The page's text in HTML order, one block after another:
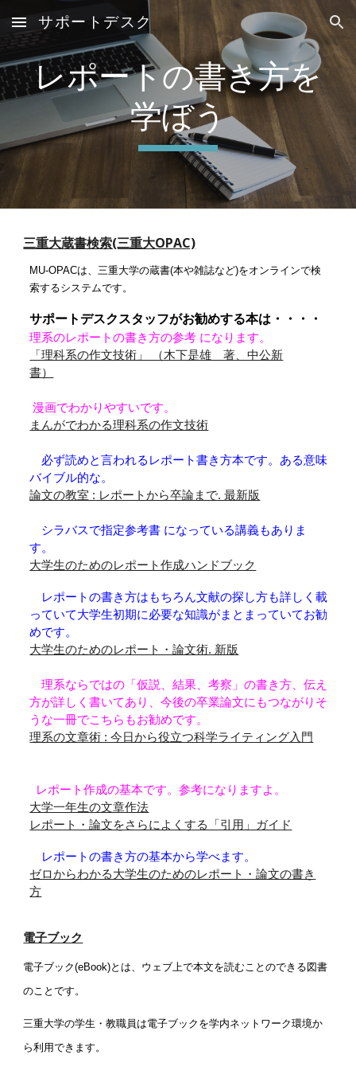
Skip to main content Skip to navigation
サポートデスク
レポートの書き方を
学ぼう
三重大蔵書検索(三重大OPAC)
MU-OPACは、三重大学の蔵書(本や雑誌など)をオンラインで検
索するシステムです。
サポートデスクスタッフがお勧めする本は・・・・
理系のレポートの書き方の参考 になります。
「理科系の作文技術」 （木下是雄 著、中公新
書）
漫画でわかりやすいです。
まんがでわかる理科系の作文技術
必ず読めと言われるレポート書き方本です。ある意味
バイブル的な。
論文の教室 : レポートから卒論まで. 最新版
シラバスで指定参考書 になっている講義もありま
す。
大学生のためのレポート作成ハンドブック
レポートの書き方はもちろん文献の探し方も詳しく載
っていて大学生初期に必要な知識がまとまっていてお勧
めです。
大学生のためのレポート・論文術. 新版
理系ならではの「仮説、結果、考察」の書き方、伝え
方が詳しく書いてあり、今後の卒業論文にもつながりそ
うな一冊でこちらもお勧めです。
理系の文章術 : 今日から役立つ科学ライティング入門
レポート作成の基本です。参考になりますよ。
大学一年生の文章作法
レポート・論文をさらによくする「引用」ガイド
レポートの書き方の基本から学べます。
ゼロからわかる大学生のためのレポート・論文の書き
方
電子ブック
電子ブック(eBook)とは、ウェブ上で本文を読むことのできる図書
のことです。
三重大学の学生・教職員は電子ブックを学内ネットワーク環境か
ら利用できます。